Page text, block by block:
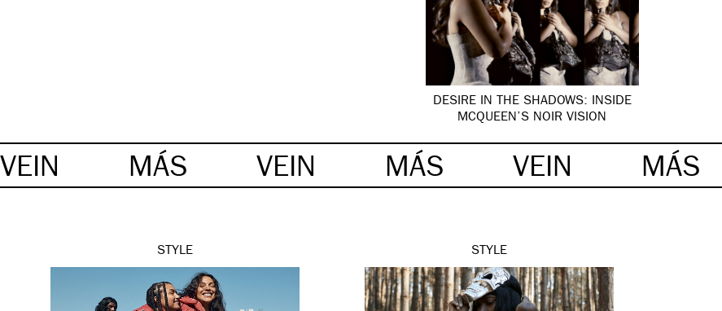
DESIRE IN THE SHADOWS: INSIDE
MCQUEEN’S NOIR VISION
VEIN MÁS VEIN MÁS VEIN MÁS
STYLE STYLE